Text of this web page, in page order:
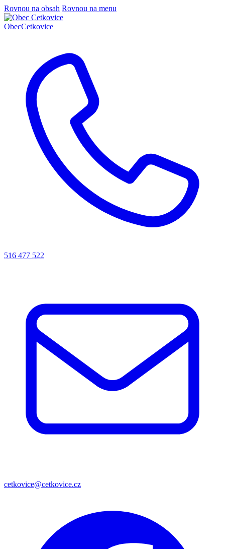
Rovnou na obsah Rovnou na menu
ObecCetkovice
516 477 522
cetkovice@cetkovice.cz